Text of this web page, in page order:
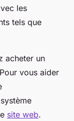
les
tels que
acheter un
vous aider
site web.